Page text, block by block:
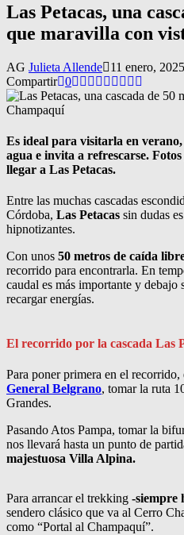
Las Petacas, una
que maravilla con
AG Julieta Allende 11 enero, 2025
Compartir 0
Es ideal para visitarla en
agua e invita a refrescarse.
llegar a Las Petacas.
Entre las muchas cascadas
Córdoba, Las Petacas sin dudas
hipnotizantes.
Con unos 50 metros de caída
recorrido para encontrarla. En
caudal es más importante y debajo
recargar energías.
El recorrido por la cascada Las
Para poner primera en el recorrido,
General Belgrano, tomar la ruta
Grandes.
Pasando Atos Pampa, tomar la
nos llevará hasta un punto de
majestuosa Villa Alpina.
Para arrancar el trekking -siempre
sendero clásico que va al Cerro
como “Portal al Champaquí”.